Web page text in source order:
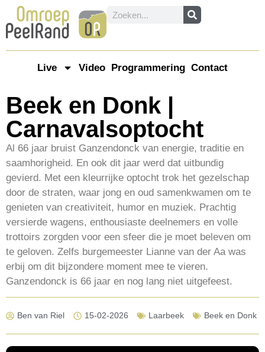
Live Video Programmering Contact
Beek en Donk |
Carnavalsoptocht
Al 66 jaar bruist Ganzendonck van energie, traditie en
saamhorigheid. En ook dit jaar werd dat uitbundig
gevierd. Met een kleurrijke optocht trok het gezelschap
door de straten, waar jong en oud samenkwamen om te
genieten van creativiteit, humor en muziek. Prachtig
versierde wagens, enthousiaste deelnemers en volle
trottoirs zorgden voor een sfeer die je moet beleven om
te geloven. Zelfs burgemeester Lianne van der Aa was
erbij om dit bijzondere moment mee te vieren.
Ganzendonck is 66 jaar en nog lang niet uitgefeest.
Ben van Riel 15-02-2026 Laarbeek Beek en Donk